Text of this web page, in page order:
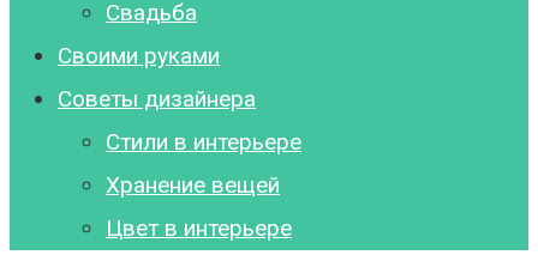
Свадьба
Своими руками
Советы дизайнера
Стили в интерьере
Хранение вещей
Цвет в интерьере